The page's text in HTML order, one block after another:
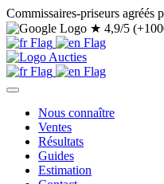
Commissaires-priseurs agréés
★ 4,9/5
Nous connaître
Ventes
Résultats
Guides
Estimation